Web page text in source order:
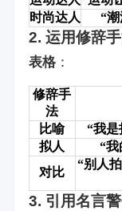
时尚达人
“
2. 运用修辞
表格：
修辞手
法
比喻
“我
拟人
“我
对比
“别人
3. 引用名言